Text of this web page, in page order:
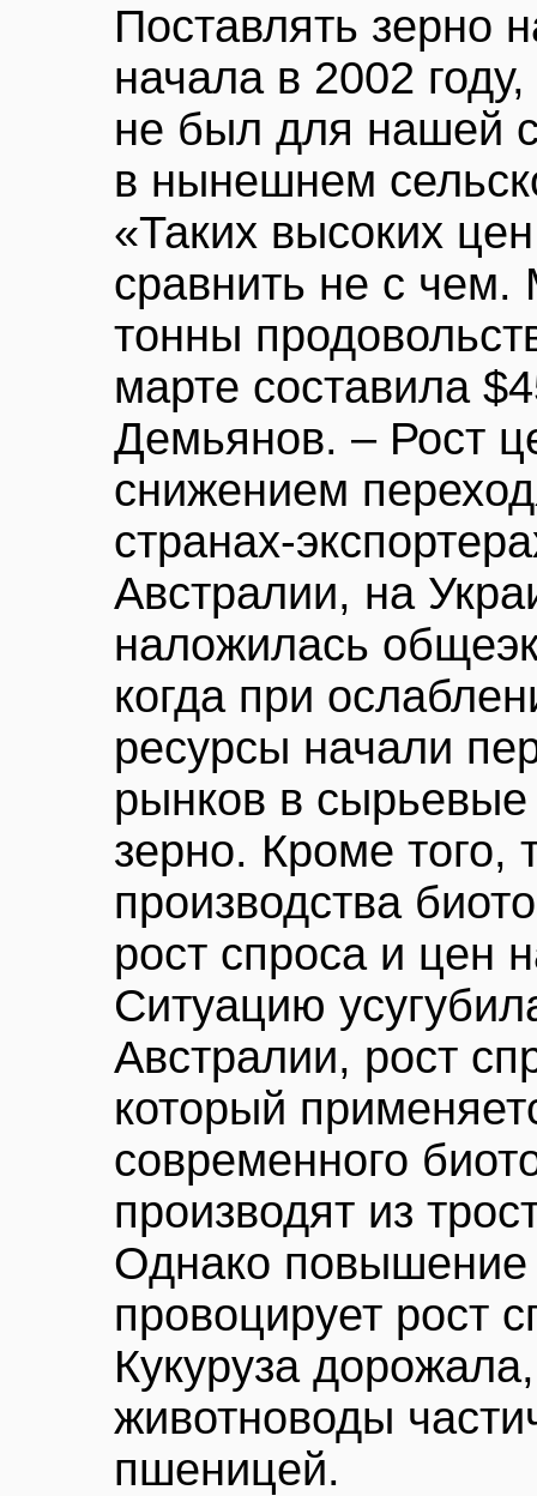
Поставлять зерно
начала в 2002
не был для нашей
в нынешнем
«Таких высоких
сравнить не с
тонны
марте составила
Демьянов. – Рост
снижением
странах-
Австралии, на
наложилась
когда при
ресурсы начали
рынков в
зерно. Кроме того,
производства
рост спроса и цен
Ситуацию
Австралии, рост
который
современного
производят из
Однако повышение
провоцирует рост
Кукуруза
животноводы
пшеницей.